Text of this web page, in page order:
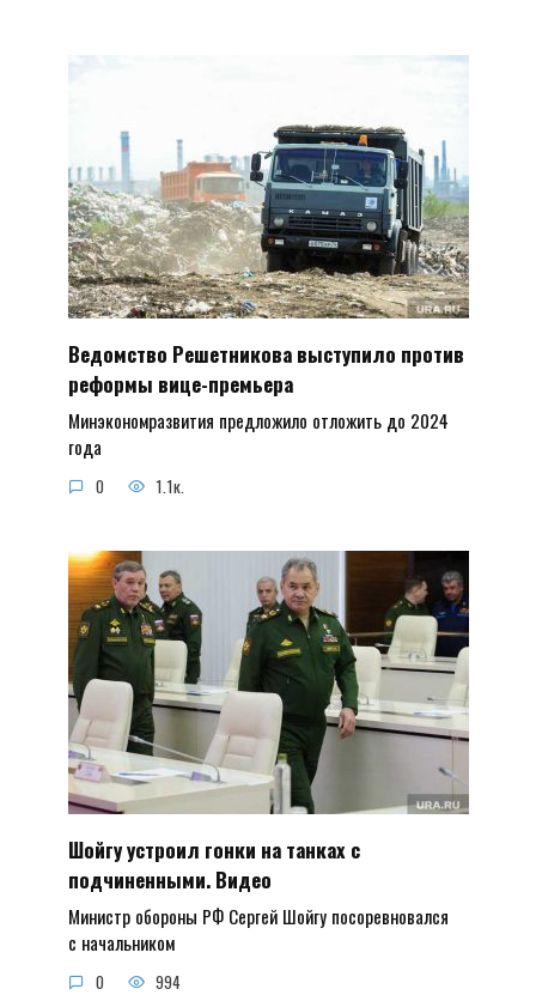
Ведомство Решетникова выступило против
реформы вице-премьера
Минэкономразвития предложило отложить до 2024
года
0 1.1к.
Шойгу устроил гонки на танках с
подчиненными. Видео
Министр обороны РФ Сергей Шойгу посоревновался
с начальником
0 994